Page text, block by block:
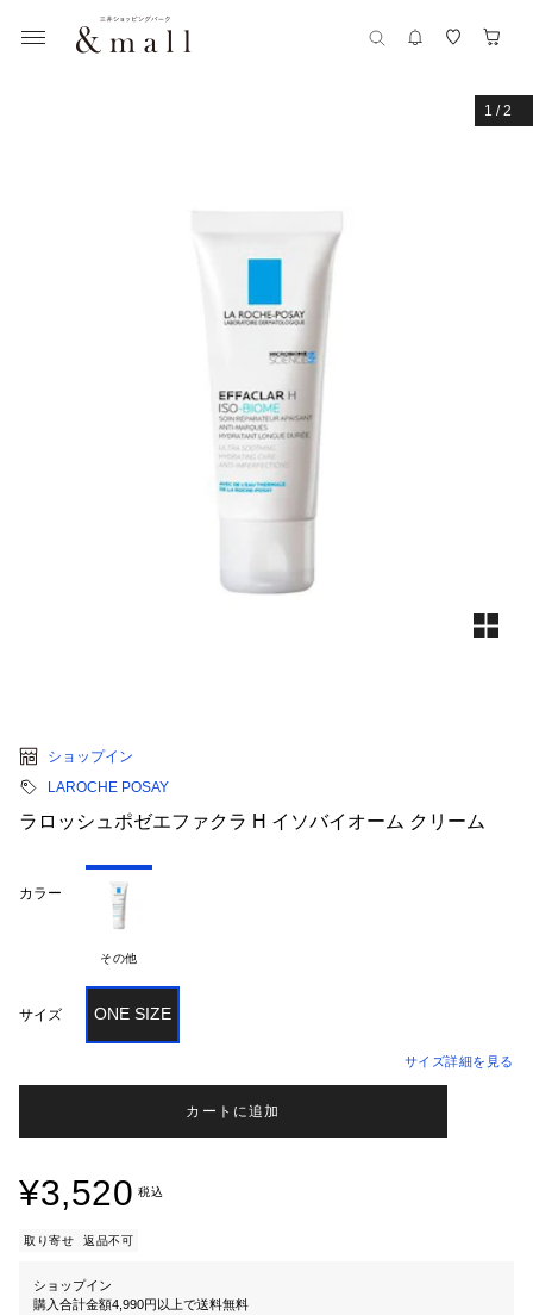
1 /2
ショップイン
LAROCHE POSAY
ラロッシュポゼエファクラ H イソバイオーム クリーム
カラー
その他
サイズ ONE SIZE
サイズ詳細を見る
カートに追加
¥3,520 税込
取り寄せ 返品不可
ショップイン
購入合計金額4,990円以上で送料無料